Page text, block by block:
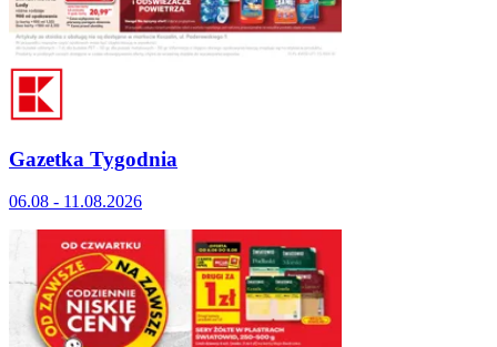
Gazetka Tygodnia
06.08 - 11.08.2026